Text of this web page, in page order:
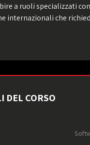
a ruoli specializzati
internazionali che
DEL CORSO